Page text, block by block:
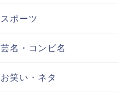
スポーツ
芸名・コンビ名
お笑い・ネタ